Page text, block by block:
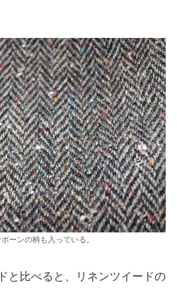
ーンの柄も入っている。
と比べると、リネンツイードの